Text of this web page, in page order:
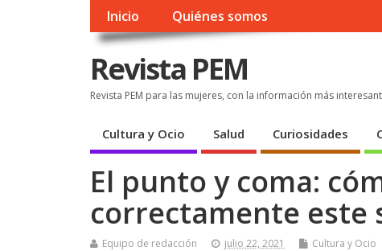
Inicio Quiénes somos
Revista PEM
Revista PEM para las mujeres, con la información más
Cultura y Ocio Salud Curiosidades
El punto y coma:
correctamente este
Equipo de redacción julio 22, 2021 Cultura y Ocio